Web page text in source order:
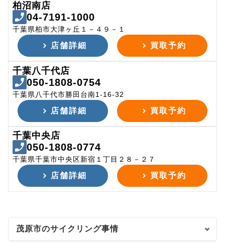
柏沼南店
04-7191-1000
千葉県柏市大津ヶ丘１－４９－１
店舗詳細 買取予約
千葉八千代店
050-1808-0754
千葉県八千代市勝田台南1-16-32
店舗詳細 買取予約
千葉中央店
050-1808-0774
千葉県千葉市中央区新宿１丁目２８－２７
店舗詳細 買取予約
茂原市のサイクリング事情